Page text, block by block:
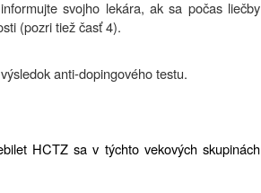
svojho lekára, ak sa počas liečby
(pozri tiež časť 4).
anti-dopingového testu.
HCTZ sa v týchto vekových skupinách